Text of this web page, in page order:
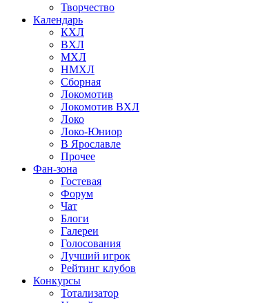
Творчество
Календарь
КХЛ
ВХЛ
МХЛ
НМХЛ
Сборная
Локомотив
Локомотив ВХЛ
Локо
Локо-Юниор
В Ярославле
Прочее
Фан-зона
Гостевая
Форум
Чат
Блоги
Галереи
Голосования
Лучший игрок
Рейтинг клубов
Конкурсы
Тотализатор